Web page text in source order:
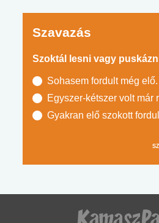
Szavazás
Szoktál lesni vagy
Sohasem fordult még elő.
Egyszer-kétszer volt már
Gyakran elő szokott